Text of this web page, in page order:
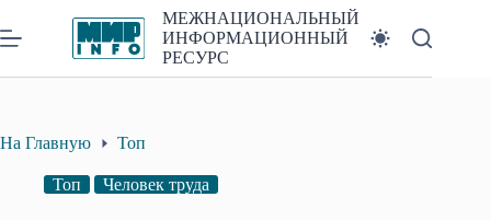
к
сути
МЕЖНАЦИОНАЛЬНЫЙ
ИНФОРМАЦИОННЫЙ
РЕСУРС
На Главную Топ
Топ Человек труда